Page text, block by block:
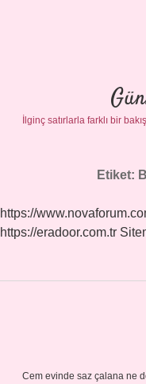
İlginç satırlarla farklı bir
Etiket:
https://
https://eradoor.com.tr
Cem evinde saz çalana ne